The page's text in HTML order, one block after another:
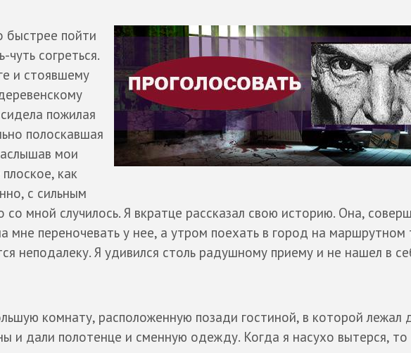
быстрее пойти
чуть согреться.
и стоявшему
пожилая
полоскавшая
мои
как
с сильным
со мной случилось. Я вкратце рассказал свою историю. Она,
мне переночевать у нее, а утром поехать в город на маршрутном
неподалеку. Я удивился столь радушному приему и не нашел в
комнату, расположенную позади гостиной, в которой лежал
и дали полотенце и сменную одежду. Когда я насухо вытерся, то